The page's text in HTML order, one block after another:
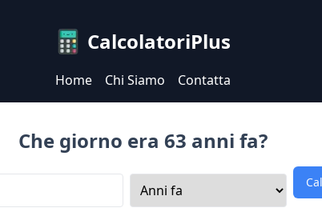
CalcolatoriPlus
Home Chi Siamo Contatta
Che giorno era 63 anni fa?